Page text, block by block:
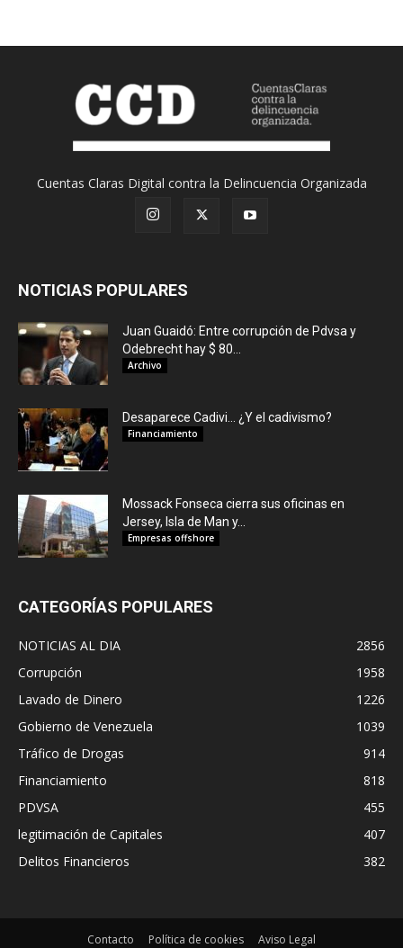
Cuentas Claras Digital contra la Delincuencia Organizada
NOTICIAS POPULARES
Juan Guaidó: Entre corrupción de Pdvsa y
Odebrecht hay $ 80...
Archivo
Desaparece Cadivi… ¿Y el cadivismo?
Financiamiento
Mossack Fonseca cierra sus oficinas en
Jersey, Isla de Man y...
Empresas offshore
CATEGORÍAS POPULARES
NOTICIAS AL DIA
2856
Corrupción
1958
Lavado de Dinero
1226
Gobierno de Venezuela
1039
Tráfico de Drogas
914
Financiamiento
818
PDVSA
455
legitimación de Capitales
407
Delitos Financieros
382
Contacto Política de cookies Aviso Legal